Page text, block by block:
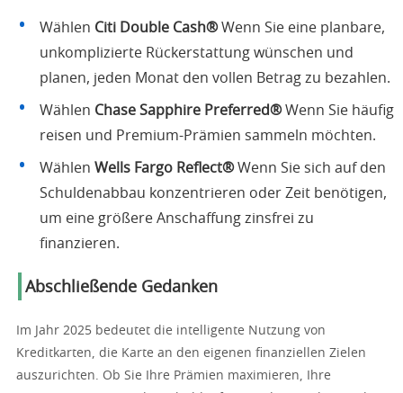
Wählen Citi Double Cash®Wenn Sie eine planbare,
unkomplizierte Rückerstattung wünschen und
planen, jeden Monat den vollen Betrag zu bezahlen.
Wählen Chase Sapphire Preferred®Wenn Sie häufig
reisen und Premium-Prämien sammeln möchten.
Wählen Wells Fargo Reflect®Wenn Sie sich auf den
Schuldenabbau konzentrieren oder Zeit benötigen,
um eine größere Anschaffung zinsfrei zu
finanzieren.
Abschließende Gedanken
Im Jahr 2025 bedeutet die intelligente Nutzung von
Kreditkarten, die Karte an den eigenen finanziellen Zielen
auszurichten. Ob Sie Ihre Prämien maximieren, Ihre